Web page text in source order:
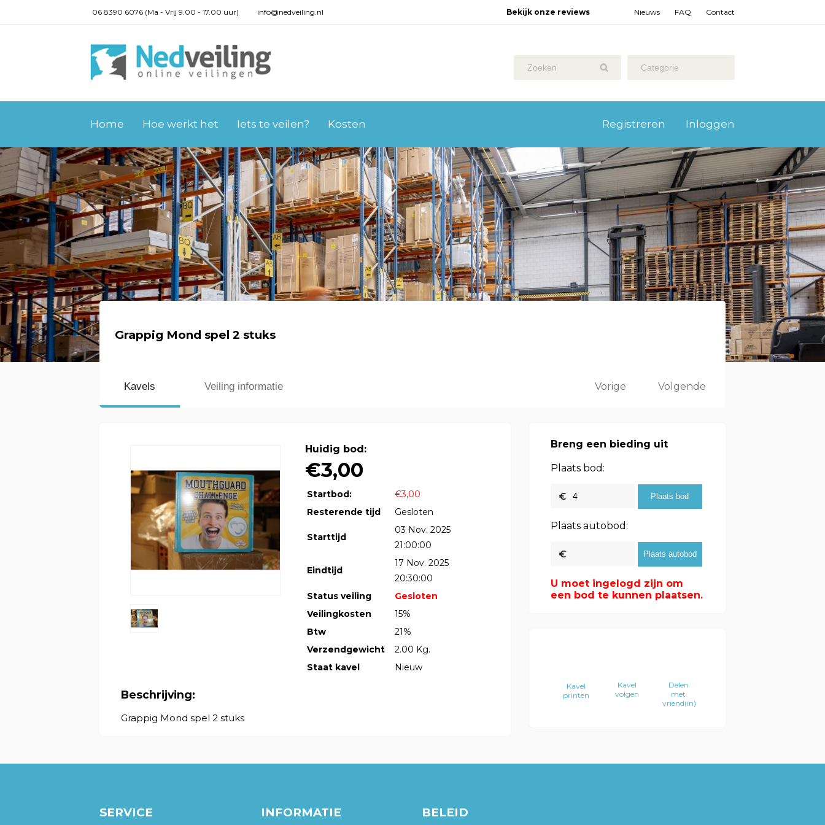
06 8390 6076 (Ma - Vrij 9.00 - 17.00 uur) info@nedveiling.nl Contact
FAQ
Nieuws
Bekijk onze reviews
Categorie
Home Hoe werkt het Iets te veilen? Kosten Inloggen
Registreren
Grappig Mond spel 2 stuks
Kavels Veiling informatie Vorige Volgende
Huidig bod:
€3,00
Startbod:
€3,00
Resterende tijd
Gesloten
Starttijd
03 Nov. 2025
21:00:00
Eindtijd
17 Nov. 2025
20:30:00
Status veiling
Gesloten
Veilingkosten
15%
Btw
21%
Verzendgewicht
2.00 Kg.
Staat kavel
Nieuw
Beschrijving:
Grappig Mond spel 2 stuks
Breng een bieding uit
Plaats bod:
Plaats autobod:
U moet ingelogd zijn om
een bod te kunnen plaatsen.
Kavel
printen
Kavel
volgen
Delen
met
vriend(in)
SERVICE INFORMATIE BELEID